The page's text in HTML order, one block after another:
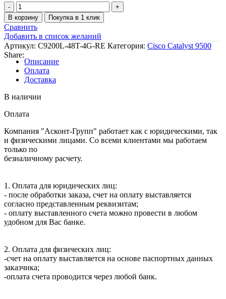
Количество
товара
Коммутатор
Cisco
Catalyst
C9200L-
48T-
4G-
RE
В корзину Покупка в 1 клик
Сравнить
Добавить в список желаний
Артикул: C9200L-48T-4G-RE Категория: Cisco Catalyst 9500
Share:
Описание
Оплата
Доставка
В наличии
Оплата
Компания "Асконт-Групп" работает как с юридическими, так
и физическими лицами. Со всеми клиентами мы работаем
только по
безналичному расчету.
1. Оплата для юридических лиц:
- после обработки заказа, счет на оплату выставляется
согласно представленным реквизитам;
- оплату выставленного счета можно провести в любом
удобном для Вас банке.
2. Оплата для физических лиц:
-счет на оплату выставляется на основе паспортных данных
заказчика;
-оплата счета проводится через любой банк.